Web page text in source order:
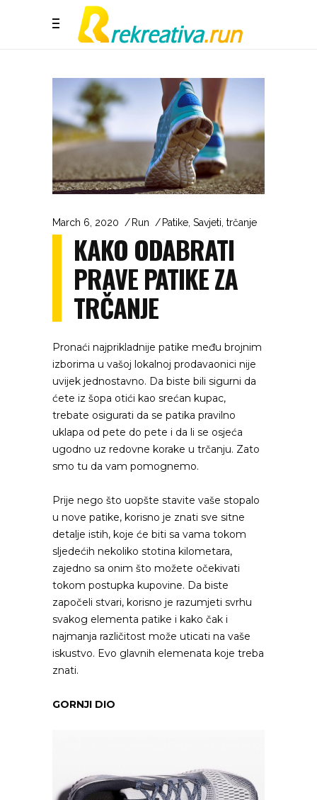
March 6, 2020 Run Patike, Savjeti, trčanje
KAKO ODABRATI
PRAVE PATIKE ZA
TRČANJE
Pronaći najprikladnije patike među brojnim
izborima u vašoj lokalnoj prodavaonici nije
uvijek jednostavno. Da biste bili sigurni da
ćete iz šopa otići kao srećan kupac,
trebate osigurati da se patika pravilno
uklapa od pete do pete i da li se osjeća
ugodno uz redovne korake u trčanju. Zato
smo tu da vam pomognemo.
Prije nego što uopšte stavite vaše stopalo
u nove patike, korisno je znati sve sitne
detalje istih, koje će biti sa vama tokom
sljedećih nekoliko stotina kilometara,
zajedno sa onim što možete očekivati
tokom postupka kupovine. Da biste
započeli stvari, korisno je razumjeti svrhu
svakog elementa patike i kako čak i
najmanja različitost može uticati na vaše
iskustvo. Evo glavnih elemenata koje treba
znati.
GORNJI DIO